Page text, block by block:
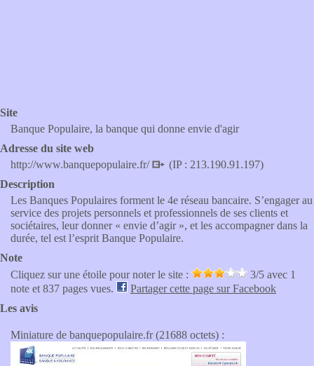
Site
Banque Populaire, la banque qui donne envie d'agir
Adresse du site web
http://www.banquepopulaire.fr/
(IP : 213.190.91.197)
Description
Les Banques Populaires forment le 4e réseau bancaire. S’engager au
service des projets personnels et professionnels de ses clients et
sociétaires, leur donner « envie d’agir », et les accompagner dans la
durée, tel est l’esprit Banque Populaire.
Note
Cliquez sur une étoile pour noter le site :
3/5 avec 1
note et 837 pages vues.
Partager cette page sur Facebook
Les avis
Miniature de banquepopulaire.fr (21688 octets) :